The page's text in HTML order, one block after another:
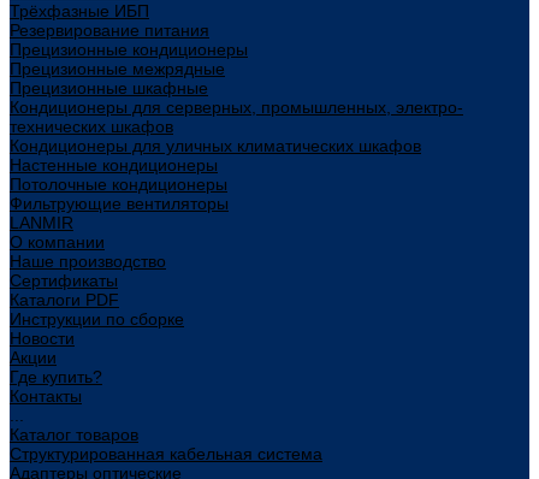
Трёхфазные ИБП
Резервирование питания
Прецизионные кондиционеры
Прецизионные межрядные
Прецизионные шкафные
Кондиционеры для серверных, промышленных, электро-
технических шкафов
Кондиционеры для уличных климатических шкафов
Настенные кондиционеры
Потолочные кондиционеры
Фильтрующие вентиляторы
LANMIR
О компании
Наше производство
Сертификаты
Каталоги PDF
Инструкции по сборке
Новости
Акции
Где купить?
Контакты
Каталог товаров
Структурированная кабельная система
Адаптеры оптические